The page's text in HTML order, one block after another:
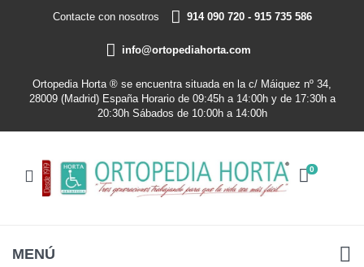
Contacte con nosotros 914 090 720 - 915 735 586
info@ortopediahorta.com
Ortopedia Horta ® se encuentra situada en la c/ Máiquez nº 34,
28009 (Madrid) España Horario de 09:45h a 14:00h y de 17:30h a
20:30h Sábados de 10:00h a 14:00h
0
MENÚ